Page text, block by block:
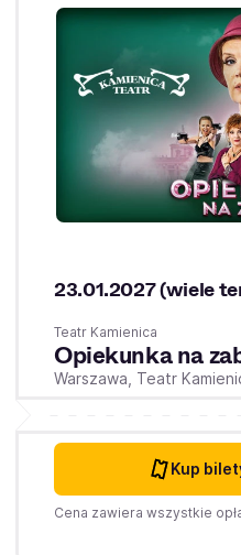
23.01.2027 (wiele
Teatr Kamienica
Opiekunka na
Warszawa, Teatr
Kup
Cena zawiera wszystkie